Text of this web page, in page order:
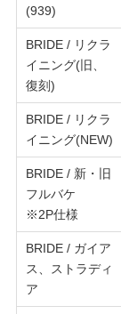
(939)
BRIDE / リクラ
イニング(旧、
復刻)
BRIDE / リクラ
イニング(NEW)
BRIDE / 新・旧
フルバケ
※2P仕様
BRIDE / ガイア
ス、ストラディ
ア